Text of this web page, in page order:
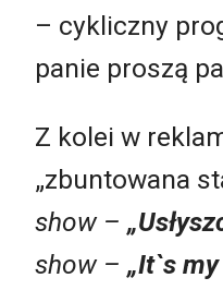
– cykliczny
panie proszą
Z kolei w
„zbuntowana
show –
show – „It`s